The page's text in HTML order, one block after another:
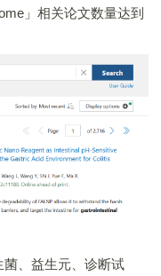
」相关论文数量达到
、益生元、诊断试